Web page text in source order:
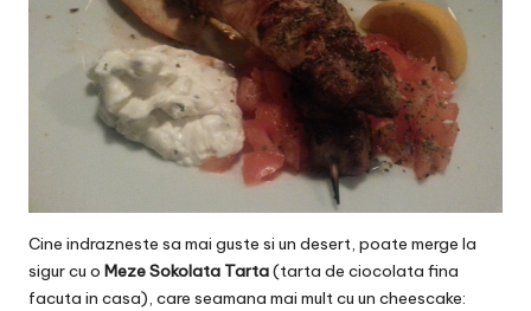
Cine indrazneste sa mai guste si un desert, poate merge la
sigur cu o Meze Sokolata Tarta(tarta de ciocolata fina
facuta in casa), care seamana mai mult cu un cheescake: